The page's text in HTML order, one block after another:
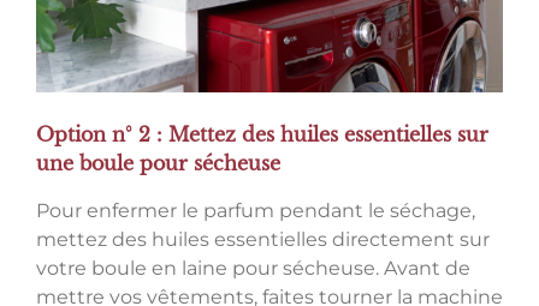
Option n° 2 : Mettez des huiles essentielles sur
une boule pour sécheuse
Pour enfermer le parfum pendant le séchage,
mettez des huiles essentielles directement sur
votre boule en laine pour sécheuse. Avant de
mettre vos vêtements, faites tourner la machine